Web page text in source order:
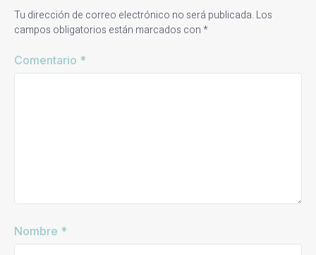
Tu dirección de correo electrónico no será publicada. Los
campos obligatorios están marcados con*
Comentario *
Nombre *